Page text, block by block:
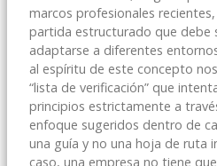
marcos profesionales
partida estructurado que debe
adaptarse a diferentes
al espíritu de este concepto
“lista de verificación” que
principios estrictamente a
enfoque sugeridos dentro de
una guía y no una hoja de ruta
caso, una empresa no tiene